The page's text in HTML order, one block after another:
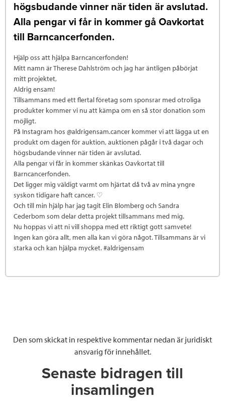
högsbudande vinner när tiden är avslutad.
Alla pengar vi får in kommer gå Oavkortat
till Barncancerfonden.
Hjälp oss att hjälpa Barncancerfonden!
Mitt namn är Therese Dahlström och jag har äntligen påbörjat
mitt projektet,
Aldrig ensam!
Tillsammans med ett flertal företag som sponsrar med otroliga
produkter kommer vi nu att kämpa om en så stor donation som
möjligt.
På Instagram hos @aldrigensam.cancer kommer vi att lägga ut en
produkt om dagen för auktion, auktionen pågår i två dagar och
högsbudande vinner när tiden är avslutad.
Alla pengar vi får in kommer skänkas Oavkortat till
Barncancerfonden.
Det ligger mig väldigt varmt om hjärtat då två av mina yngre
syskon tidigare haft cancer. ♡
Och till min hjälp har jag tagit Elin Blomberg och Sandra
Cederbom som delar detta projekt tillsammans med mig.
Nu hoppas vi att ni vill shoppa med ett riktigt gott samvete!
Ingen kan göra allt, men alla kan vi göra något. Tillsammans är vi
starka och kan hjälpa mycket. #aldrigensam
Den som skickat in respektive kommentar nedan är juridiskt
ansvarig för innehållet.
Senaste bidragen till
insamlingen